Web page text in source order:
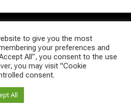
PRIVACY POLICY SITEMAP
Theme by TagDiv
to give you the most
your preferences and
All”, you consent to the use
you may visit "Cookie
consent.
All